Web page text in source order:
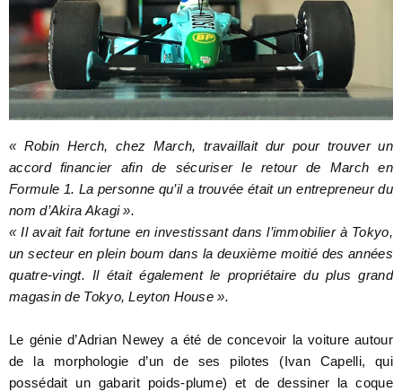
« Robin Herch, chez March, travaillait dur pour trouver un
accord financier afin de sécuriser le retour de March en
Formule 1. La personne qu’il a trouvée était un entrepreneur du
nom d’Akira Akagi ».
« Il avait fait fortune en investissant dans l’immobilier à Tokyo,
un secteur en plein boum dans la deuxième moitié des années
quatre-vingt. Il était également le propriétaire du plus grand
magasin de Tokyo, Leyton House ».
Le génie d’Adrian Newey a été de concevoir la voiture autour
de la morphologie d’un de ses pilotes (Ivan Capelli, qui
possédait un gabarit poids-plume) et de dessiner la coque